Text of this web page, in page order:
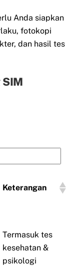
Anda siapkan
fotokopi
dan hasil tes
SIM
Keterangan
Termasuk tes
kesehatan &
psikologi